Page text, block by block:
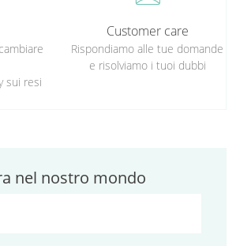
sui resi
Customer care
Rispondiamo alle tue domande
e risolviamo i tuoi dubbi
nel nostro mondo